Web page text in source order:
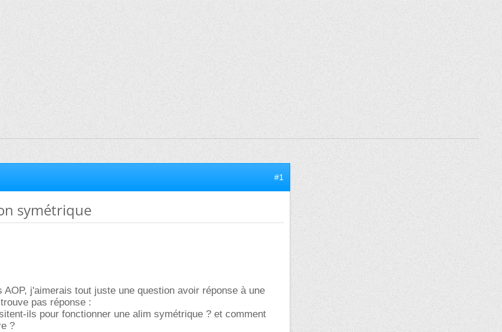
#1
symétrique
AOP, j'aimerais tout juste une question avoir réponse à une
pas réponse :
ils pour fonctionner une alim symétrique ? et comment
?